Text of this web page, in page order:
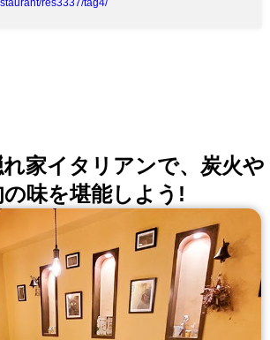
res3337/tag4/
家イタリアンで、炭火や
味を堪能しよう!